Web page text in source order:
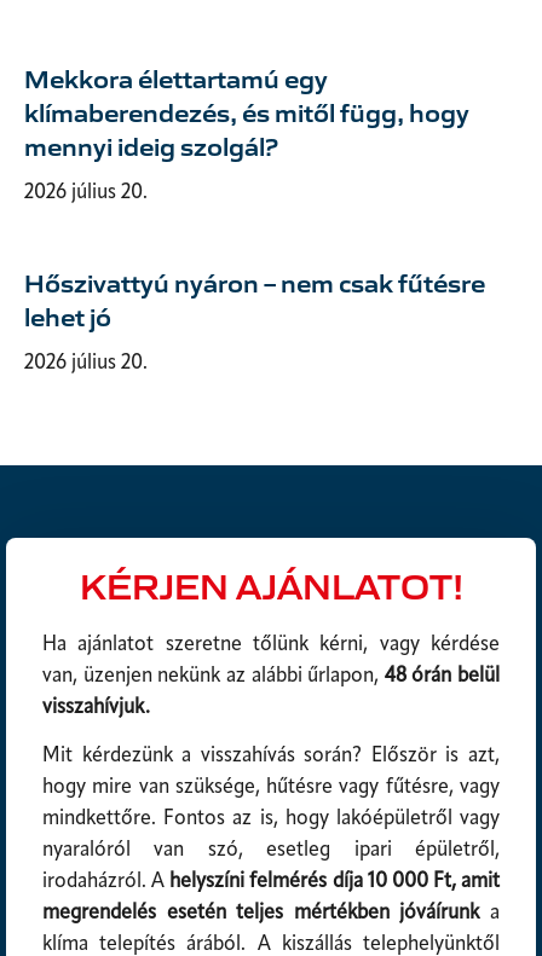
Mekkora élettartamú egy
klímaberendezés, és mitől függ, hogy
mennyi ideig szolgál?
2026 július 20.
Hőszivattyú nyáron – nem csak fűtésre
lehet jó
2026 július 20.
KÉRJEN AJÁNLATOT!
Ha ajánlatot szeretne tőlünk kérni, vagy kérdése
van, üzenjen nekünk az alábbi űrlapon, 48 órán belül
visszahívjuk.
Mit kérdezünk a visszahívás során? Először is azt,
hogy mire van szüksége, hűtésre vagy fűtésre, vagy
mindkettőre. Fontos az is, hogy lakóépületről vagy
nyaralóról van szó, esetleg ipari épületről,
irodaházról. A helyszíni felmérés díja 10 000 Ft, amit
megrendelés esetén teljes mértékben jóváírunka
klíma telepítés árából. A kiszállás telephelyünktől